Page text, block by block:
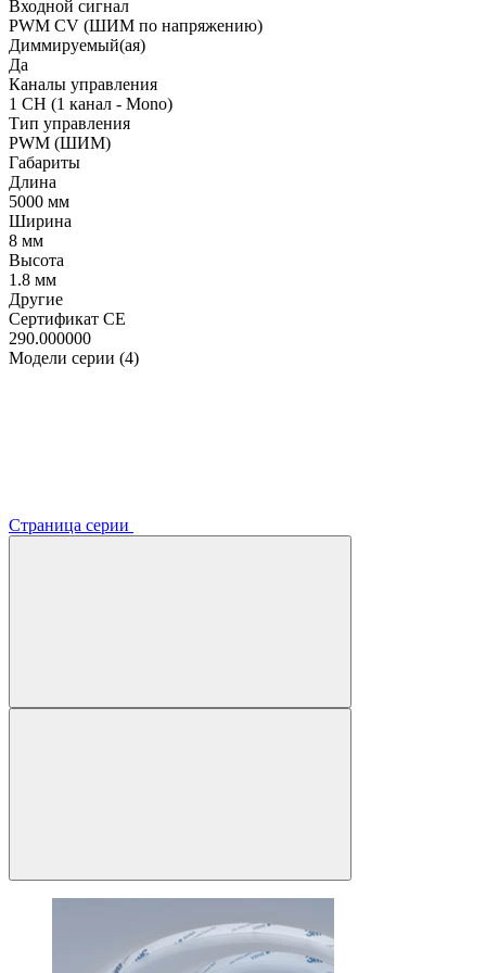
Входной сигнал
PWM СV (ШИМ по напряжению)
Диммируемый(ая)
Да
Каналы управления
1 CH (1 канал - Mono)
Тип управления
PWM (ШИМ)
Габариты
Длина
5000 мм
Ширина
8 мм
Высота
1.8 мм
Другие
Сертификат CE
290.000000
Модели серии (4)
Страница серии